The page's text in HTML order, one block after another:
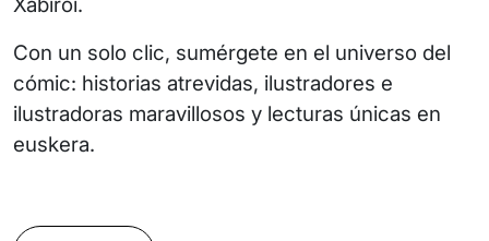
Con un solo clic, sumérgete en el universo del
cómic: historias atrevidas, ilustradores e
ilustradoras maravillosos y lecturas únicas en
euskera.